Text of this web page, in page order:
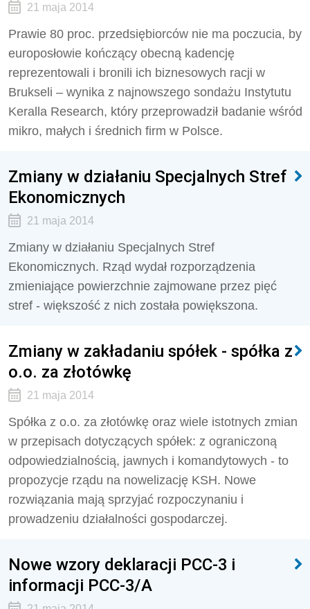
21 maja 2014
Prawie 80 proc. przedsiębiorców nie ma poczucia, by
europosłowie kończący obecną kadencję
reprezentowali i bronili ich biznesowych racji w
Brukseli – wynika z najnowszego sondażu Instytutu
Keralla Research, który przeprowadził badanie wśród
mikro, małych i średnich firm w Polsce.
Zmiany w działaniu Specjalnych Stref
Ekonomicznych
21 maja 2014
Zmiany w działaniu Specjalnych Stref
Ekonomicznych. Rząd wydał rozporządzenia
zmieniające powierzchnie zajmowane przez pięć
stref - większość z nich została powiększona.
Zmiany w zakładaniu spółek - spółka z
o.o. za złotówkę
21 maja 2014
Spółka z o.o. za złotówkę oraz wiele istotnych zmian
w przepisach dotyczących spółek: z ograniczoną
odpowiedzialnością, jawnych i komandytowych - to
propozycje rządu na nowelizację KSH. Nowe
rozwiązania mają sprzyjać rozpoczynaniu i
prowadzeniu działalności gospodarczej.
Nowe wzory deklaracji PCC-3 i
informacji PCC-3/A